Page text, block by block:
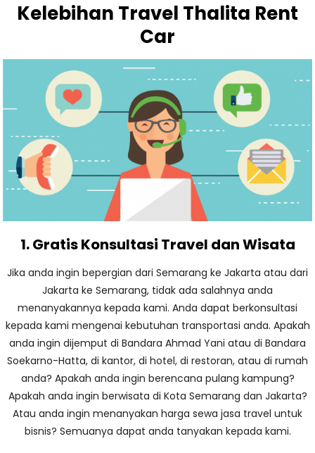
Kelebihan Travel Thalita Rent
Car
1. Gratis Konsultasi Travel dan Wisata
Jika anda ingin bepergian dari Semarang ke Jakarta atau dari
Jakarta ke Semarang, tidak ada salahnya anda
menanyakannya kepada kami. Anda dapat berkonsultasi
kepada kami mengenai kebutuhan transportasi anda. Apakah
anda ingin dijemput di Bandara Ahmad Yani atau di Bandara
Soekarno-Hatta, di kantor, di hotel, di restoran, atau di rumah
anda? Apakah anda ingin berencana pulang kampung?
Apakah anda ingin berwisata di Kota Semarang dan Jakarta?
Atau anda ingin menanyakan harga sewa jasa travel untuk
bisnis? Semuanya dapat anda tanyakan kepada kami.